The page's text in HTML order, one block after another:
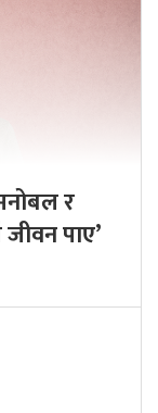
र
पाए’